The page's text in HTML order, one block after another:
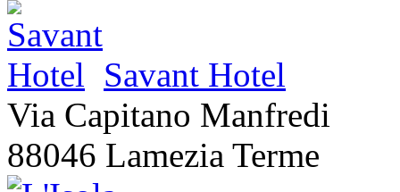
Savant Hotel
Via Capitano Manfredi
88046 Lamezia Terme